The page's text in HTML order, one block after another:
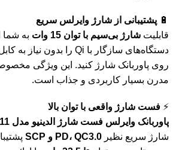
🔋 پشتیبانی از شارژ وایرلس سریع
قابلیت شارژ بی‌سیم باتوان 15 وات به شما
دستگاه‌های سازگار با Qi را بدون نیاز به
روی پاوربانک شارژ کنید. این ویژگی
مدرن بسیار کاربردی و جذاب است.
⚡ فست شارژ واقعی باتوان بالا
پاوربانک وایرلس فست شارژ الدینیو مدل
شارژ سریع نظیر PD، QC3.0 و SCP